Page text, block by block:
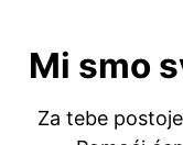
Mi smo
Za tebe